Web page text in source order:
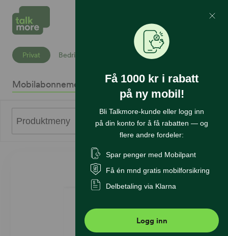
Mine Sider
Privat Bedrift
Mobilabonnement Mobiltelefoner InternettSikkerhet
Produktmeny
Få 1000 kr i rabatt
på ny mobil!
Bli Talkmore-kunde eller logg inn
på din konto for å få rabatten — og
flere andre fordeler:
Spar penger med Mobilpant
Få én mnd gratis mobilforsikring
Delbetaling via Klarna
Logg inn